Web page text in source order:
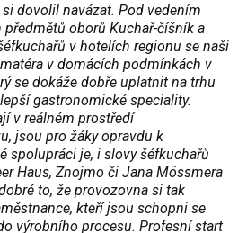
dovolil navázat. Pod vedením
oborů Kuchař-číšník a
v hotelích regionu se naši
v domácích podmínkách v
se dokáže dobře uplatnit na trhu
gastronomické speciality.
v reálném prostředí
jsou pro žáky opravdu k
spolupráci je, i slovy šéfkuchařů
Haus, Znojmo či Jana Mössmera
to, že provozovna si tak
kteří jsou schopni se
výrobního procesu. Profesní start